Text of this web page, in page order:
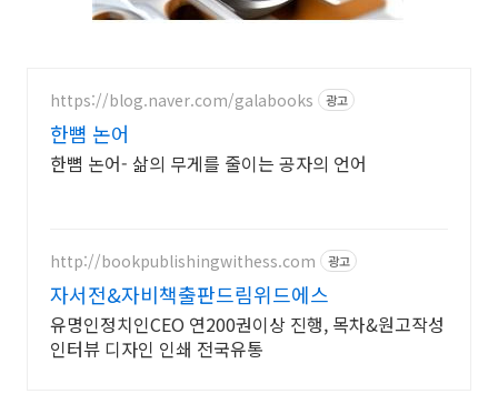
https://blog.naver.com/galabooks 광고
한뼘 논어
한뼘 논어- 삶의 무게를 줄이는 공자의 언어
http://bookpublishingwithess.com 광고
자서전&자비책출판드림위드에스
유명인정치인CEO 연200권이상 진행, 목차&원고작성
인터뷰 디자인 인쇄 전국유통